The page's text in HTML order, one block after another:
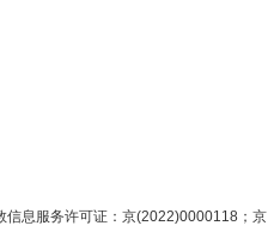
信息服务许可证：京(2022)0000118；京